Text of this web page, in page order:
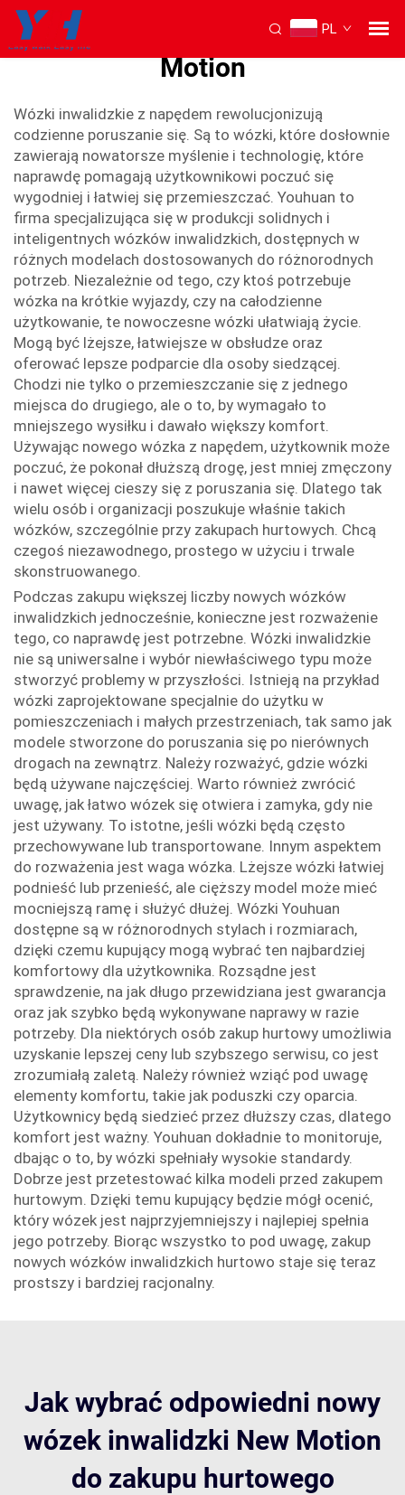
PL
nowy wózek inwalidzki New
Motion
Wózki inwalidzkie z napędem rewolucjonizują
codzienne poruszanie się. Są to wózki, które dosłownie
zawierają nowatorsze myślenie i technologię, które
naprawdę pomagają użytkownikowi poczuć się
wygodniej i łatwiej się przemieszczać. Youhuan to
firma specjalizująca się w produkcji solidnych i
inteligentnych wózków inwalidzkich, dostępnych w
różnych modelach dostosowanych do różnorodnych
potrzeb. Niezależnie od tego, czy ktoś potrzebuje
wózka na krótkie wyjazdy, czy na całodzienne
użytkowanie, te nowoczesne wózki ułatwiają życie.
Mogą być lżejsze, łatwiejsze w obsłudze oraz
oferować lepsze podparcie dla osoby siedzącej.
Chodzi nie tylko o przemieszczanie się z jednego
miejsca do drugiego, ale o to, by wymagało to
mniejszego wysiłku i dawało większy komfort.
Używając nowego wózka z napędem, użytkownik może
poczuć, że pokonał dłuższą drogę, jest mniej zmęczony
i nawet więcej cieszy się z poruszania się. Dlatego tak
wielu osób i organizacji poszukuje właśnie takich
wózków, szczególnie przy zakupach hurtowych. Chcą
czegoś niezawodnego, prostego w użyciu i trwale
skonstruowanego.
Podczas zakupu większej liczby nowych wózków
inwalidzkich jednocześnie, konieczne jest rozważenie
tego, co naprawdę jest potrzebne. Wózki inwalidzkie
nie są uniwersalne i wybór niewłaściwego typu może
stworzyć problemy w przyszłości. Istnieją na przykład
wózki zaprojektowane specjalnie do użytku w
pomieszczeniach i małych przestrzeniach, tak samo jak
modele stworzone do poruszania się po nierównych
drogach na zewnątrz. Należy rozważyć, gdzie wózki
będą używane najczęściej. Warto również zwrócić
uwagę, jak łatwo wózek się otwiera i zamyka, gdy nie
jest używany. To istotne, jeśli wózki będą często
przechowywane lub transportowane. Innym aspektem
do rozważenia jest waga wózka. Lżejsze wózki łatwiej
podnieść lub przenieść, ale cięższy model może mieć
mocniejszą ramę i służyć dłużej. Wózki Youhuan
dostępne są w różnorodnych stylach i rozmiarach,
dzięki czemu kupujący mogą wybrać ten najbardziej
komfortowy dla użytkownika. Rozsądne jest
sprawdzenie, na jak długo przewidziana jest gwarancja
oraz jak szybko będą wykonywane naprawy w razie
potrzeby. Dla niektórych osób zakup hurtowy umożliwia
uzyskanie lepszej ceny lub szybszego serwisu, co jest
zrozumiałą zaletą. Należy również wziąć pod uwagę
elementy komfortu, takie jak poduszki czy oparcia.
Użytkownicy będą siedzieć przez dłuższy czas, dlatego
komfort jest ważny. Youhuan dokładnie to monitoruje,
dbając o to, by wózki spełniały wysokie standardy.
Dobrze jest przetestować kilka modeli przed zakupem
hurtowym. Dzięki temu kupujący będzie mógł ocenić,
który wózek jest najprzyjemniejszy i najlepiej spełnia
jego potrzeby. Biorąc wszystko to pod uwagę, zakup
nowych wózków inwalidzkich hurtowo staje się teraz
prostszy i bardziej racjonalny.
Jak wybrać odpowiedni nowy
wózek inwalidzki New Motion
do zakupu hurtowego